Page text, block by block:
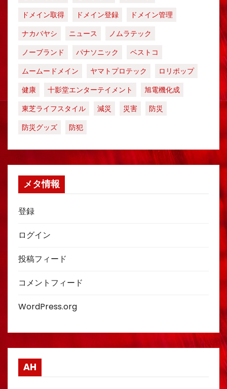
ドメイン取得
ドメイン登録
ドメイン管理
ナカバヤシ
ニュース
ノムラテック
ノーブランド
パナソニック
ベストコ
ムームードメイン
ヤマトプロテック
ロリポップ
健康
十影堂エンターテイメント
旭電機化成
東芝ライフスタイル
減災 災害
防災
防災グッズ
防犯
メタ情報
登録
ログイン
投稿フィード
コメントフィード
WordPress.org
AH